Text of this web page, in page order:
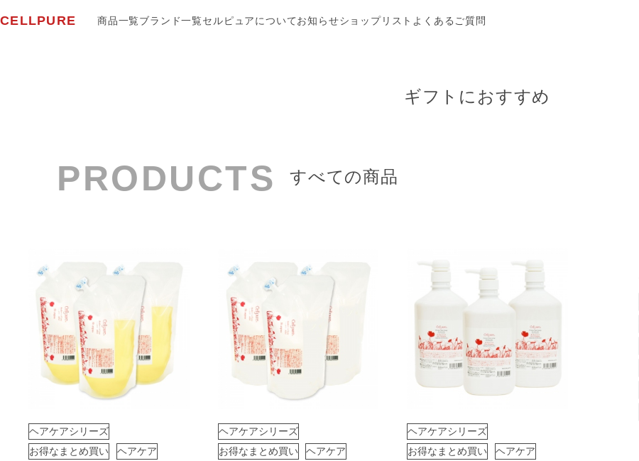
CELLPURE 商品一覧ブランド一覧セルピュアについて お知らせショップリスト よくあるご質問
ギフトにおすすめ
PRODUCTS すべての商品
ヘアケアシリーズ
お得なまとめ買い
ヘアケア
ヘアケアシリーズ
お得なまとめ買い
ヘアケア
ヘアケアシリーズ
お得なまとめ買い
ヘアケア